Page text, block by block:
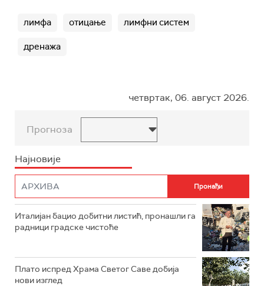
лимфа отицање лимфни систем
дренажа
четвртак, 06. август 2026.
Прогноза
Најновије
Италијан бацио добитни листић, пронашли га
радници градске чистоће
Плато испред Храма Светог Саве добија
нови изглед